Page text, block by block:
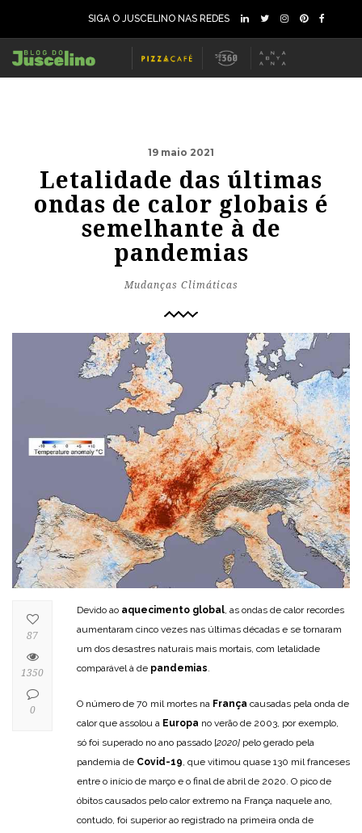
SIGA O JUSCELINO NAS REDES
19 maio 2021
Letalidade das últimas
ondas de calor globais é
semelhante à de
pandemias
Mudanças Climáticas
Devido ao aquecimento global, as ondas de calor recordes
aumentaram cinco vezes nas últimas décadas e se tornaram
um dos desastres naturais mais mortais, com letalidade
comparável à de pandemias.
O número de 70 mil mortes na França causadas pela onda de
calor que assolou a Europa no verão de 2003, por exemplo,
só foi superado no ano passado [2020] pelo gerado pela
pandemia de Covid-19, que vitimou quase 130 mil franceses
entre o início de março e o final de abril de 2020. O pico de
óbitos causados pelo calor extremo na França naquele ano,
contudo, foi superior ao registrado na primeira onda de
87
1350
0